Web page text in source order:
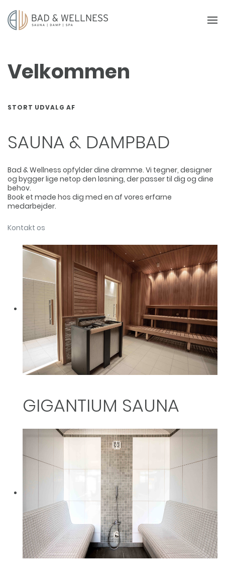
Velkommen
STORT UDVALG AF
SAUNA & DAMPBAD
Bad & Wellness opfylder dine drømme. Vi tegner, designer
og bygger lige netop den løsning, der passer til dig og dine
behov.
Book et møde hos dig med en af vores erfarne
medarbejder.
Kontakt os
GIGANTIUM SAUNA